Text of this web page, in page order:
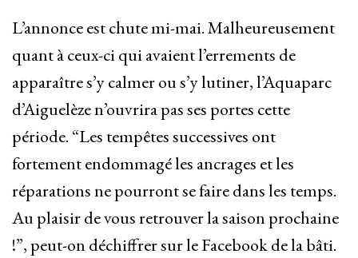
L’annonce est chute mi-mai. Malheureusement
quant à ceux-ci qui avaient l’errements de
apparaître s’y calmer ou s’y lutiner, l’Aquaparc
d’Aiguelèze n’ouvrira pas ses portes cette
période. “Les tempêtes successives ont
fortement endommagé les ancrages et les
réparations ne pourront se faire dans les temps.
Au plaisir de vous retrouver la saison prochaine
!”, peut-on déchiffrer sur le Facebook de la bâti.